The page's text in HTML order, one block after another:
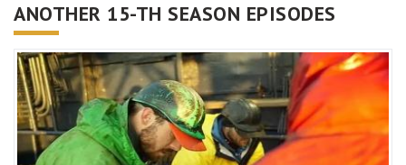
ANOTHER 15-TH SEASON EPISODES